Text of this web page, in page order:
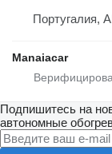
Португалия,
Manaiacar
Подпишитесь на
автономные